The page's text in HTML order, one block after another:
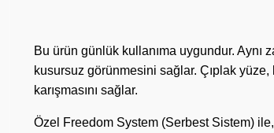
Bu ürün günlük kullanıma uygundur.
kusursuz görünmesini sağlar. Çıplak
karışmasını sağlar.
Özel Freedom System (Serbest Sistem)